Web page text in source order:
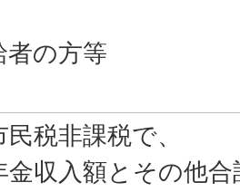
者の方等
税非課税で、
金収入額とその他合